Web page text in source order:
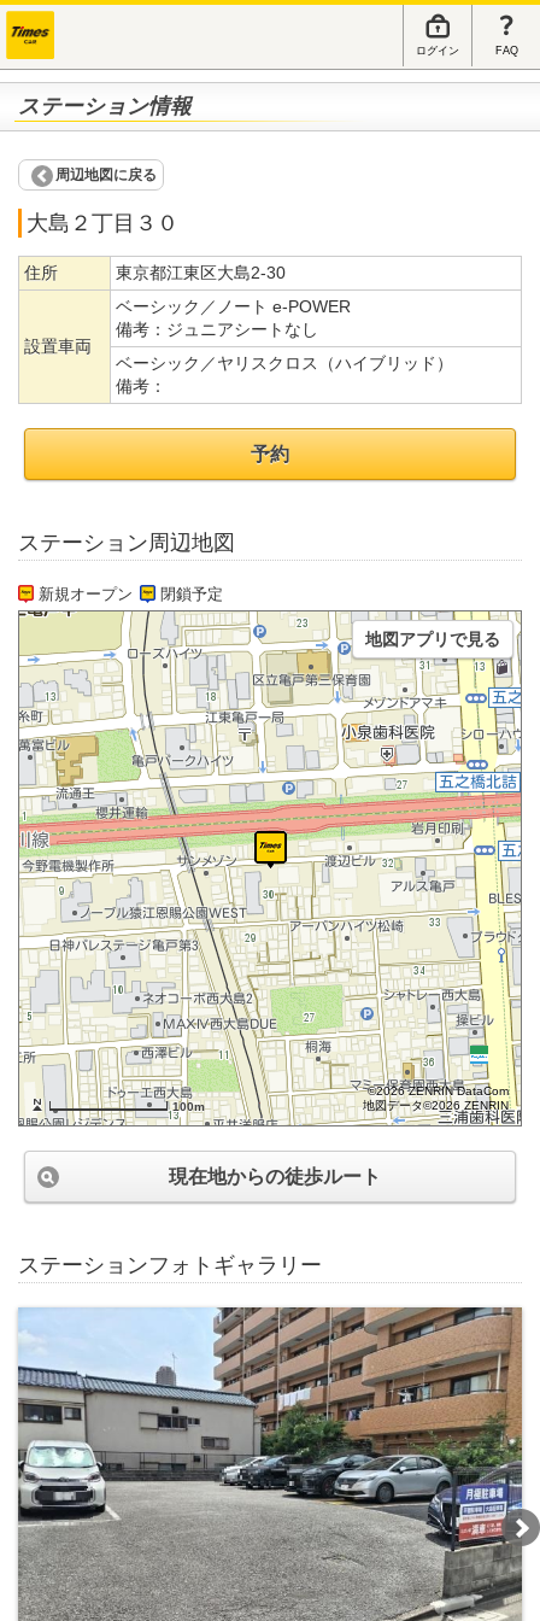
ログイン FAQ
ステーション情報
周辺地図に戻る
大島２丁目３０
住所 東京都江東区大島2-30
設置車両
ベーシック／ノート e-POWER
備考： ジュニアシートなし
ベーシック／ヤリスクロス（ハイブリッド）
備考：
予約
ステーション周辺地図
新規オープン 閉鎖予定
100m
©2026 ZENRIN DataCom
地図データ©2026 ZENRIN
地図アプリで見る
現在地からの徒歩ルート
ステーションフォトギャラリー